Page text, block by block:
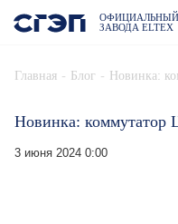
ЗАВОДА ELTEX
Главная - Блог - Новинка:
Новинка: коммутатор
3 июня 2024 0:00